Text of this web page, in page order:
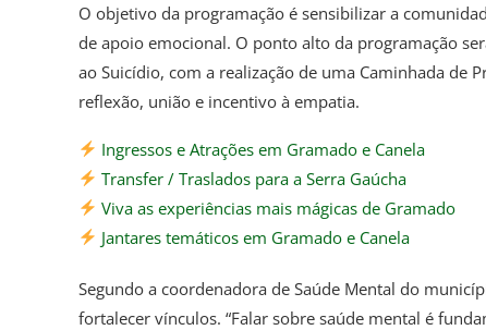
O objetivo da programação é sensibilizar a
de apoio emocional. O ponto alto da programação
ao Suicídio, com a realização de uma Caminhada
reflexão, união e incentivo à empatia.
Ingressos e Atrações em Gramado e Canela
Transfer / Traslados para a Serra Gaúcha
Viva as experiências mais mágicas de Gramado
Jantares temáticos em Gramado e Canela
Segundo a coordenadora de Saúde Mental do
fortalecer vínculos. “Falar sobre saúde mental é